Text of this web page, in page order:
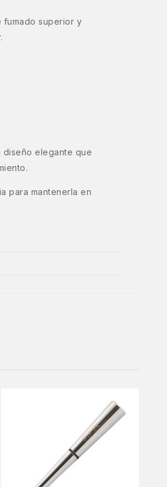
fumado superior y
diseño elegante que
para mantenerla en